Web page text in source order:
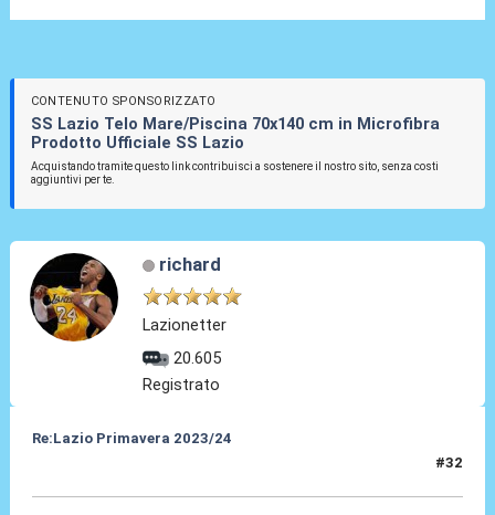
CONTENUTO SPONSORIZZATO
SS Lazio Telo Mare/Piscina 70x140 cm in Microfibra
Prodotto Ufficiale SS Lazio
Acquistando tramite questo link contribuisci a sostenere il nostro sito, senza costi
aggiuntivi per te.
richard
Lazionetter
20.605
Registrato
Re:Lazio Primavera 2023/24
#32